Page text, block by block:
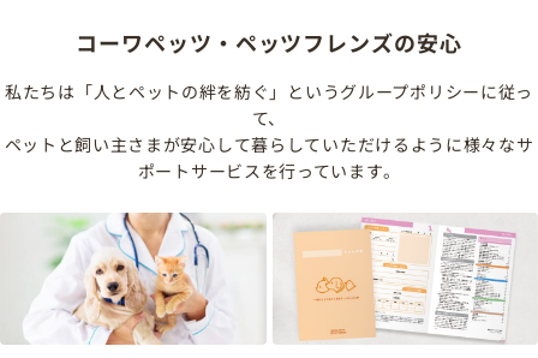
コーワペッツ・ペッツフレンズの安心
私たちは「人とペットの絆を紡ぐ」というグループポリシーに従っ
て、
ペットと飼い主さまが安心して暮らしていただけるように様々なサ
ポートサービスを行っています。